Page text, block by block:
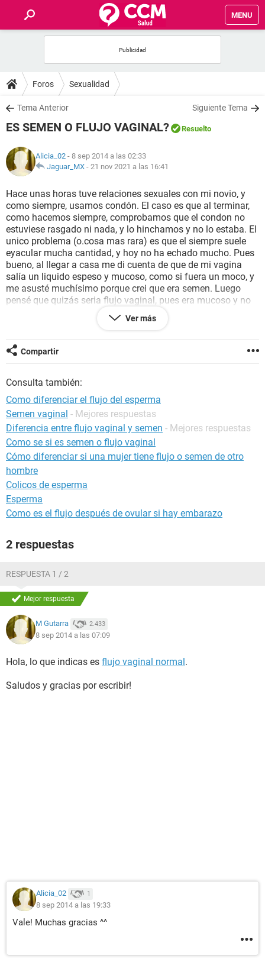
MENU
FOROS
SALUD
NUTRICIÓN
BIENESTAR
SEXUALIDAD
GLOSARIO
Foros Sexualidad
Tema Anterior Siguiente Tema
ES SEMEN O FLUJO VAGINAL? Resuelto
Alicia_02 - 8 sep 2014 a las 02:33
Jaguar_MX - 21 nov 2021 a las 16:41
Hace unas horas tuve relaciones sexuales con mi novio, y
como siempre, usamos condón. El caso es que al terminar,
como hacemos siempre, comprobamos que el condon no
estuviese rasgado ni nada, y lo hinchamos y no lo estaba. El
unico problema (o.cosa mas rara) es que el siempre suele
eyacular mucha cantidad, y hoy no ha echado mucho. Pues
bueno, al llegar a casa me di cuenta de que de mi vagina
salía un liquido espeso y mucoso, como si fuera un moco, y
me asusté muchísimo porque crei que era semen. Luego
pensé que quizás seria flujo vaginal, pues era mucoso y no
tenia color, y el semen es mas como saliva. Además, lo mojé
en agua y no se disolvió. Me gustaría saber si por las
semen o flujo vaginal... por favor!! Tengo que añadir que
llevaba varios dias sin tener relaciones, por lo que estaba
flujo. Añado tambien que estoy en el dia 26 de mi ciclo, y en
7 dias me viene el periodo. POR FAVOR AYUDENME! En caso
de que fuera semen... que hago?!
Ver más
Compartir
Consulta también:
Como diferenciar el flujo del esperma
Semen vaginal - Mejores respuestas
Diferencia entre flujo vaginal y semen - Mejores respuestas
Como se si es semen o flujo vaginal
Cómo diferenciar si una mujer tiene flujo o semen de otro
hombre
Colicos de esperma
Esperma
Como es el flujo después de ovular si hay embarazo
2 respuestas
RESPUESTA 1 / 2
Mejor respuesta
M Gutarra 2.433
8 sep 2014 a las 07:09
Hola, lo que indicas es flujo vaginal normal.
Saludos y gracias por escribir!
Alicia_02 1
8 sep 2014 a las 19:33
Vale! Muchas gracias ^^